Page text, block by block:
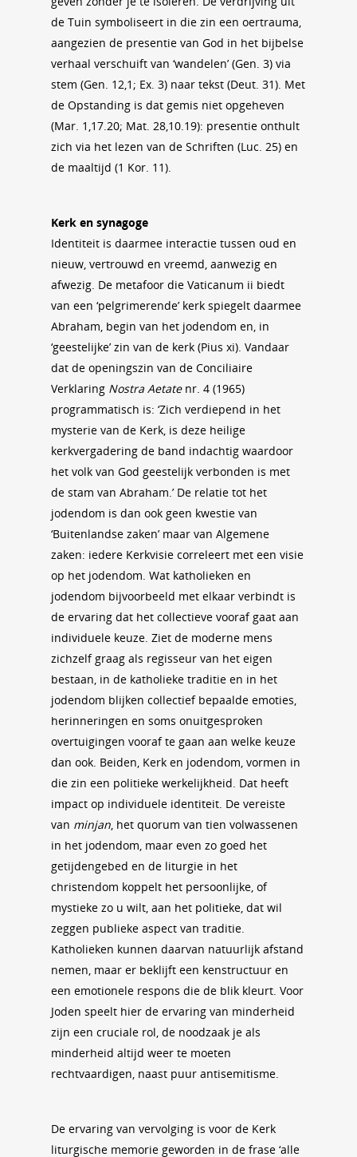
de Tuin symboliseert in die zin een oertrauma,
aangezien de presentie van God in het bijbelse
verhaal verschuift van ‘wandelen’ (Gen. 3) via
stem (Gen. 12,1; Ex. 3) naar tekst (Deut. 31). Met
de Opstanding is dat gemis niet opgeheven
(Mar. 1,17.20; Mat. 28,10.19): presentie onthult
zich via het lezen van de Schriften (Luc. 25) en
de maaltijd (1 Kor. 11).
Kerk en synagoge
Identiteit is daarmee interactie tussen oud en
nieuw, vertrouwd en vreemd, aanwezig en
afwezig. De metafoor die Vaticanum ii biedt
van een ‘pelgrimerende’ kerk spiegelt daarmee
Abraham, begin van het jodendom en, in
‘geestelijke’ zin van de kerk (Pius xi). Vandaar
dat de openingszin van de Conciliaire
Verklaring Nostra Aetatenr. 4 (1965)
programmatisch is: ‘Zich verdiepend in het
mysterie van de Kerk, is deze heilige
kerkvergadering de band indachtig waardoor
het volk van God geestelijk verbonden is met
de stam van Abraham.’ De relatie tot het
jodendom is dan ook geen kwestie van
‘Buitenlandse zaken’ maar van Algemene
zaken: iedere Kerkvisie correleert met een visie
op het jodendom. Wat katholieken en
jodendom bijvoorbeeld met elkaar verbindt is
de ervaring dat het collectieve vooraf gaat aan
individuele keuze. Ziet de moderne mens
zichzelf graag als regisseur van het eigen
bestaan, in de katholieke traditie en in het
jodendom blijken collectief bepaalde emoties,
herinneringen en soms onuitgesproken
overtuigingen vooraf te gaan aan welke keuze
dan ook. Beiden, Kerk en jodendom, vormen in
die zin een politieke werkelijkheid. Dat heeft
impact op individuele identiteit. De vereiste
van minjan, het quorum van tien volwassenen
in het jodendom, maar even zo goed het
getijdengebed en de liturgie in het
christendom koppelt het persoonlijke, of
mystieke zo u wilt, aan het politieke, dat wil
zeggen publieke aspect van traditie.
Katholieken kunnen daarvan natuurlijk afstand
nemen, maar er beklijft een kenstructuur en
een emotionele respons die de blik kleurt. Voor
Joden speelt hier de ervaring van minderheid
zijn een cruciale rol, de noodzaak je als
minderheid altijd weer te moeten
rechtvaardigen, naast puur antisemitisme.
De ervaring van vervolging is voor de Kerk
liturgische memorie geworden in de frase ‘alle